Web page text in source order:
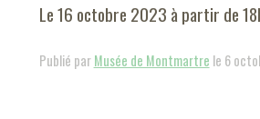
Le 16 octobre 2023 à partir de
Publié parMusée de Montmartre le 6